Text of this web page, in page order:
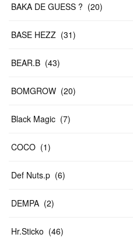
BAKA DE GUESS ? (20)
BASE HEZZ (31)
BEAR.B (43)
BOMGROW (20)
Black Magic (7)
COCO (1)
Def Nuts.p (6)
DEMPA (2)
Hr.Sticko (46)